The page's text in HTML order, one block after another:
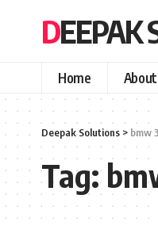
Home
Deepak Solutions > bmw
Tag: